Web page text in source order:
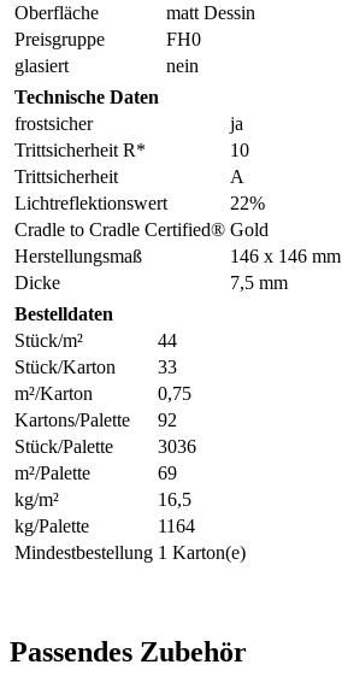
Oberfläche
matt Dessin
Preisgruppe
FH0
glasiert
nein
Technische Daten
frostsicher
ja
Trittsicherheit R*
10
Trittsicherheit
A
Lichtreflektionswert
22%
Cradle to Cradle Certified® Gold
Herstellungsmaß
146 x 146 mm
Dicke
7,5 mm
Bestelldaten
Stück/m²
44
Stück/Karton
33
m²/Karton
0,75
Kartons/Palette
92
Stück/Palette
3036
m²/Palette
69
kg/m²
16,5
kg/Palette
1164
Mindestbestellung 1 Karton(e)
Passendes Zubehör